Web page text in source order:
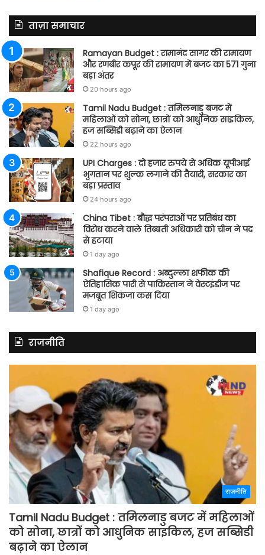
ताज़ा समाचार
Ramayan Budget : रामानंद सागर की रामायण
और रणबीर कपूर की रामायण में बजट का 571 गुना
बड़ा अंतर
20 hours ago
Tamil Nadu Budget : तमिलनाडु बजट में
महिलाओं को सोना, छात्रों को आधुनिक साइकिल,
हज सब्सिडी बढ़ाने का ऐलान
22 hours ago
UPI Charges : दो हजार रुपये से अधिक यूपीआई
भुगतान पर शुल्क लगाने की तैयारी, सरकार का
बड़ा प्रस्ताव
24 hours ago
China Tibet : बौद्ध परंपराओं पर प्रतिबंध का
विरोध करने वाले तिब्बती अधिकारी को चीन ने पद
से हटाया
1 day ago
Shafique Record : अब्दुल्ला शफीक की
ऐतिहासिक पारी से पाकिस्तान ने वेस्टइंडीज पर
मजबूत शिकंजा कस दिया
1 day ago
राजनीति
राजनीति
Tamil Nadu Budget : तमिलनाडु बजट में महिलाओं
को सोना, छात्रों को आधुनिक साइकिल, हज सब्सिडी
बढ़ाने का ऐलान